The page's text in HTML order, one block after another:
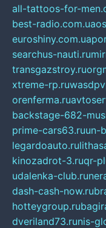
all-tattoos-for-
best-radio.com.ua
euroshiny.com.ua
searchus-nauti.ru
transgazstroy.ru
xtreme-rp.ru
orenferma.ru
backstage-682-
prime-cars63.ruun-
legardoauto.ru
kinozadrot-3.ruqr-
udalenka-club.ru
dash-cash-now.ru
hotteygroup.ru
dveriland73.runis-